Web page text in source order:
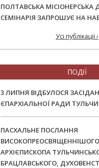
ПОЛТАВСЬКА МІСІОНЕРСЬКА
СЕМІНАРІЯ ЗАПРОШУЄ НА
Усі публікації ›
ПОДІЇ
3 ЛИПНЯ ВІДБУЛОСЯ
ЄПАРХІАЛЬНОЇ РАДИ
ПАСХАЛЬНЕ ПОСЛАННЯ
ВИСОКОПРЕОСВЯЩЕННІШОГО
АРХІЄПИСКОПА
БРАЦЛАВСЬКОГО,